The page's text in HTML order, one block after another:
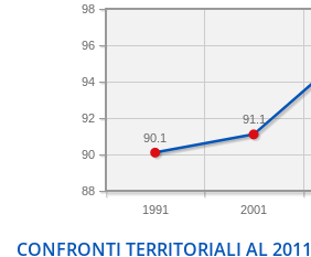
1991 2001
88
90
92
94
96
98
91.1
90.1
CONFRONTI TERRITORIALI AL 2011